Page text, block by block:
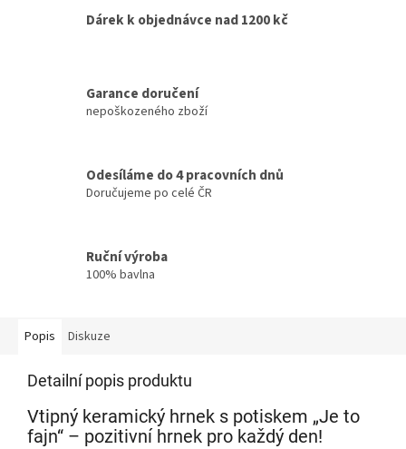
Dárek k objednávce nad 1200 kč
Garance doručení
nepoškozeného zboží
Odesíláme do 4 pracovních dnů
Doručujeme po celé ČR
Ruční výroba
100% bavlna
Popis Diskuze
Detailní popis produktu
Vtipný keramický hrnek s potiskem „Je to
fajn“ – pozitivní hrnek pro každý den!